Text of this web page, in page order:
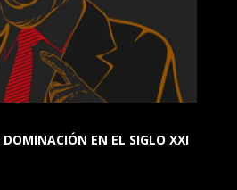
EN EL SIGLO XXI